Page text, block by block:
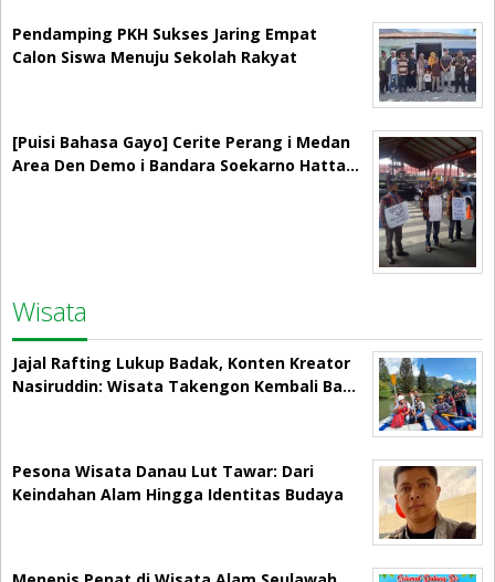
Pendamping PKH Sukses Jaring Empat
Calon Siswa Menuju Sekolah Rakyat
[Puisi Bahasa Gayo] Cerite Perang i Medan
Area Den Demo i Bandara Soekarno Hatta…
Wisata
Jajal Rafting Lukup Badak, Konten Kreator
Nasiruddin: Wisata Takengon Kembali Ba…
Pesona Wisata Danau Lut Tawar: Dari
Keindahan Alam Hingga Identitas Budaya